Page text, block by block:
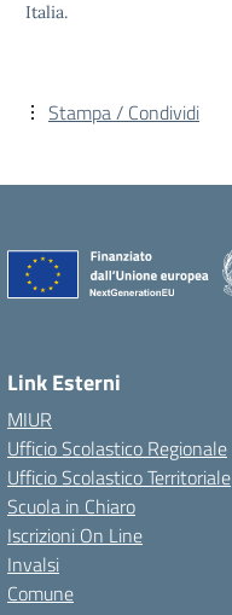
Italia.
Stampa / Condividi
Link Esterni
MIUR
Ufficio Scolastico Regionale
Ufficio Scolastico Territoriale
Scuola in Chiaro
Iscrizioni On Line
Invalsi
Comune